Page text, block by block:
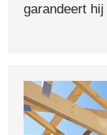
garandeert